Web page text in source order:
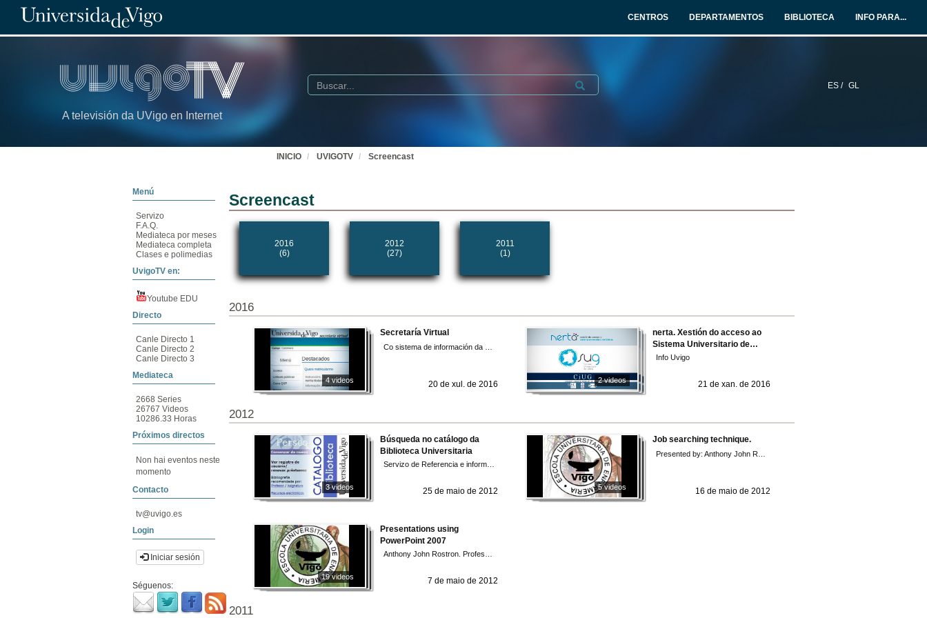
CENTROS DEPARTAMENTOS BIBLIOTECA INFO PARA...
A televisión da UVigo en Internet
ES / GL
Buscar Submit
INICIO UVIGOTV Screencast
Menú
Servizo
F.A.Q.
Mediateca por meses
Mediateca completa
Clases e polimedias
UvigoTV en:
Youtube EDU
Directo
Canle Directo 1
Canle Directo 2
Canle Directo 3
Mediateca
2668 Series
26767 Videos
10286.33 Horas
Próximos directos
Non hai eventos neste
momento
Contacto
tv@uvigo.es
Login
Iniciar sesión
Séguenos:
Screencast
2016
(6)
2012
(27)
2011
(1)
2016
4 videos
Secretaría Virtual
20 de xul. de 2016 2 videos
nerta. Xestión do acceso ao
Sistema Universitario de
Galicia.
Info Uvigo
21 de xan. de 2016
2012
3 videos
Búsqueda no catálogo da
Biblioteca Universitaria
25 de maio de 2012 5 videos
Job searching technique.
16 de maio de 2012
19 videos
Presentations using
PowerPoint 2007
7 de maio de 2012
2011